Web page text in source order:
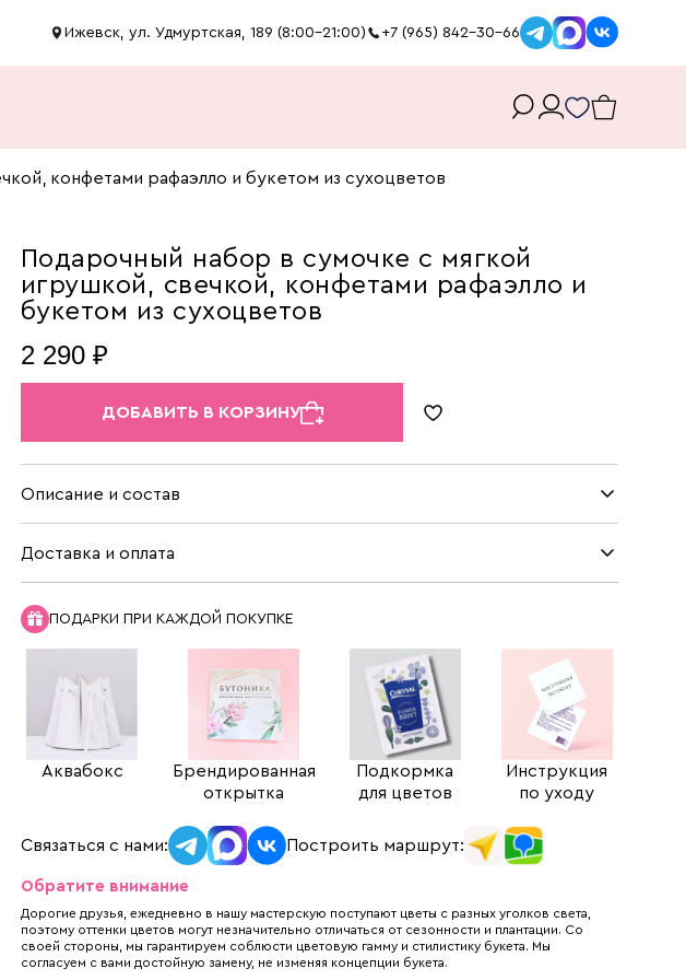
Ижевск, ул. Удмуртская, 189 (8:00-21:00) +7 (965) 842-30-66
конфетами рафаэлло и букетом из сухоцветов
Подарочный набор в сумочке с мягкой
игрушкой, свечкой, конфетами рафаэлло и
букетом из сухоцветов
2 290 ₽
ДОБАВИТЬ В КОРЗИНУ
Описание и состав
Доставка и оплата
ПОДАРКИ ПРИ КАЖДОЙ ПОКУПКЕ
Аквабокс
Брендированная
открытка
Подкормка
для цветов
Инструкция
по уходу
Связаться с нами: Построить маршрут:
Обратите внимание
Дорогие друзья, ежедневно в нашу мастерскую поступают цветы с разных уголков света,
поэтому оттенки цветов могут незначительно отличаться от сезонности и плантации. Со
своей стороны, мы гарантируем соблюсти цветовую гамму и стилистику букета. Мы
согласуем с вами достойную замену, не изменяя концепции букета.